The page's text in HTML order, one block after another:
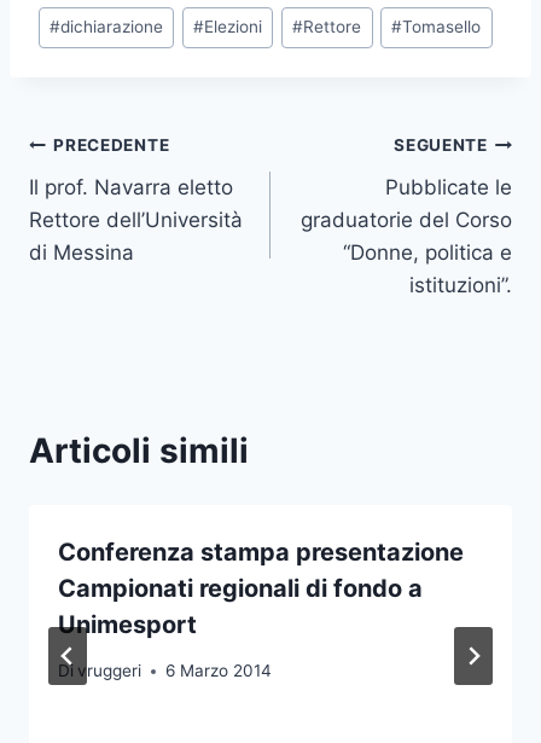
Tag
articolo:
#dichiarazione #Elezioni #Rettore #Tomasello
Navigazione
articoli
PRECEDENTE
Il prof. Navarra eletto
Rettore dell’Università
di Messina
SEGUENTE
Pubblicate le
graduatorie del Corso
“Donne, politica e
istituzioni”.
Articoli simili
Conferenza stampa presentazione
Campionati regionali di fondo a
Unimesport
Di vruggeri 6 Marzo 2014